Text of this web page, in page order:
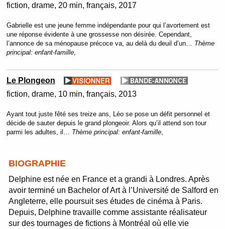
fiction drame 20 min français 2017
Gabrielle est une jeune femme indépendante pour qui l’avortement est
une réponse évidente à une grossesse non désirée. Cependant,
l’annonce de sa ménopause précoce va, au delà du deuil d’un… Thème
principal: enfant-famille,
Le Plongeon
fiction drame 10 min français 2013
Ayant tout juste fêté ses treize ans, Léo se pose un défit personnel et
décide de sauter depuis le grand plongeoir. Alors qu’il attend son tour
parmi les adultes, il… Thème principal: enfant-famille,
BIOGRAPHIE
Delphine est née en France et a grandi à Londres. Après
avoir terminé un Bachelor of Art à l’Université de Salford en
Angleterre, elle poursuit ses études de cinéma à Paris.
Depuis, Delphine travaille comme assistante réalisateur
sur des tournages de fictions à Montréal où elle vie